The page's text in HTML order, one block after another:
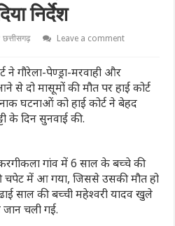
निर्देश
छत्तीसगढ़
Leave a comment
ने गौरेला-पेण्ड्रा-मरवाही और
दो मासूमों की मौत पर हाई कोर्ट
घटनाओं को हाई कोर्ट ने बेहद
के दिन सुनवाई की.
करगीकला गांव में 6 साल के बच्चे की
में आ गया, जिससे उसकी मौत हो
साल की बच्ची महेश्वरी यादव खुले
चली गई.